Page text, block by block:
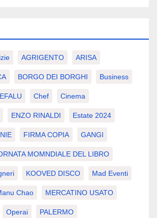
AGRIGENTO ARISA
BORGO DEI BORGHI Business
Chef Cinema
ENZO RINALDI Estate 2024
FIRMA COPIA GANGI
MOMNDIALE DEL LIBRO
KOOVED DISCO Mad Eventi
Chao MERCATINO USATO
Operai PALERMO